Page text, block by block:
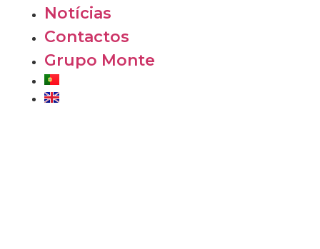
Notícias
Contactos
Grupo Monte